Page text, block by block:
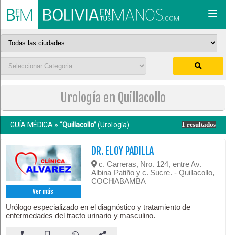
Urología en Quillacollo
GUÍA MÉDICA » “Quillacollo”(Urología) 1 resultados
Ver más
DR. ELOY PADILLA
c. Carreras, Nro. 124, entre Av.
Albina Patiño y c. Sucre. - Quillacollo,
COCHABAMBA
Urólogo especializado en el diagnóstico y tratamiento de
enfermedades del tracto urinario y masculino.